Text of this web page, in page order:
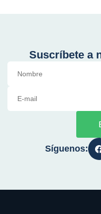
Suscríbete a
Síguenos: